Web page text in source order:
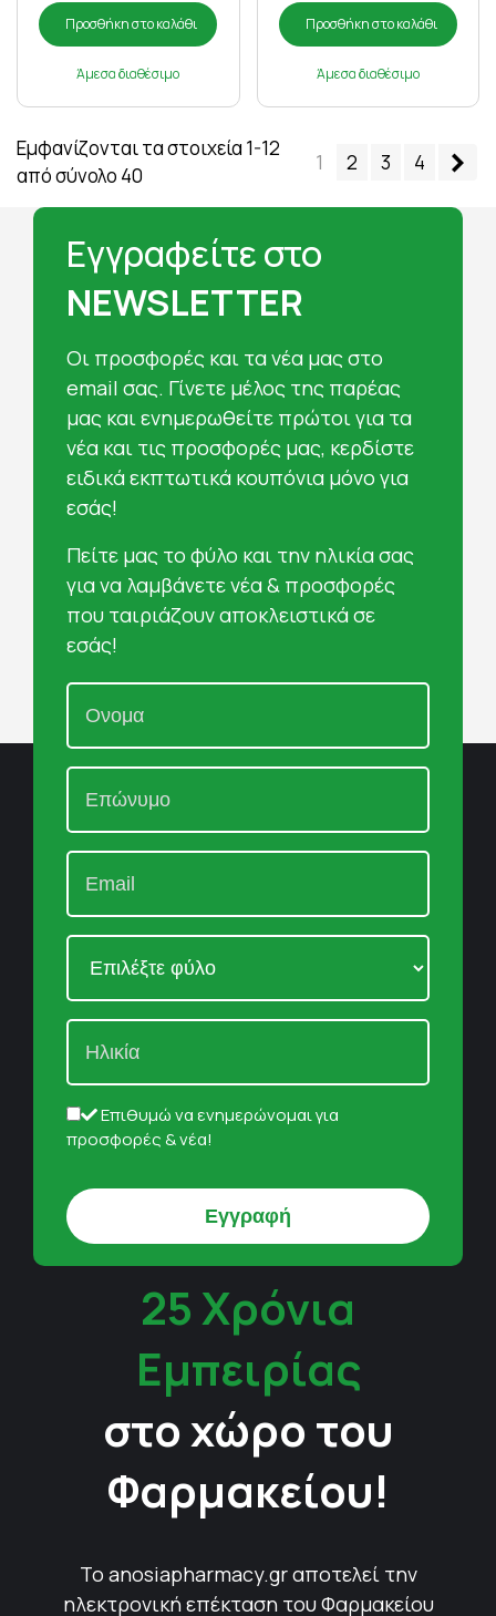
Προσθήκη στο καλάθι
Άμεσα διαθέσιμο
Προσθήκη στο καλάθι
Άμεσα διαθέσιμο
Εμφανίζονται τα στοιχεία 1-12
από σύνολο 40
1 2 3 4
Εγγραφείτε στο
NEWSLETTER
Oι προσφορές και τα νέα μας στο
email σας. Γίνετε μέλος της παρέας
μας και ενημερωθείτε πρώτοι για τα
νέα και τις προσφορές μας, κερδίστε
ειδικά εκπτωτικά κουπόνια μόνο για
εσάς!
Πείτε μας το φύλο και την ηλικία σας
για να λαμβάνετε νέα & προσφορές
που ταιριάζουν αποκλειστικά σε
εσάς!
Επιθυμώ να ενημερώνομαι για
προσφορές & νέα!
25 Χρόνια
Εμπειρίας
στο χώρο του
Φαρμακείου!
Το anosiapharmacy.gr αποτελεί την
ηλεκτρονική επέκταση του Φαρμακείου